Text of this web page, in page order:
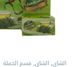
الشاي, الشاي, قسم الجملة